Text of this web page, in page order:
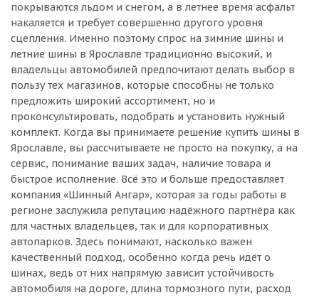
покрываются льдом и снегом, а в летнее время асфальт
накаляется и требует совершенно другого уровня
сцепления. Именно поэтому спрос на зимние шины и
летние шины в Ярославле традиционно высокий, и
владельцы автомобилей предпочитают делать выбор в
пользу тех магазинов, которые способны не только
предложить широкий ассортимент, но и
проконсультировать, подобрать и установить нужный
комплект. Когда вы принимаете решение купить шины в
Ярославле, вы рассчитываете не просто на покупку, а на
сервис, понимание ваших задач, наличие товара и
быстрое исполнение. Всё это и больше предоставляет
компания «Шинный Ангар», которая за годы работы в
регионе заслужила репутацию надёжного партнёра как
для частных владельцев, так и для корпоративных
автопарков. Здесь понимают, насколько важен
качественный подход, особенно когда речь идёт о
шинах, ведь от них напрямую зависит устойчивость
автомобиля на дороге, длина тормозного пути, расход